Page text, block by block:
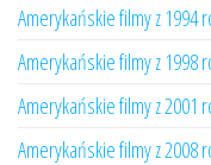
Amerykańskie filmy z 1994
Amerykańskie filmy z 1998
Amerykańskie filmy z 2001
Amerykańskie filmy z 2008